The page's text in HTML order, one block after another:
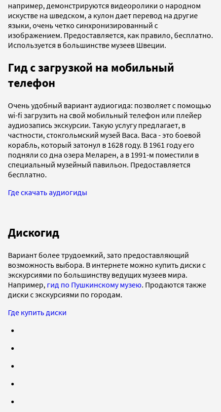
например, демонстрируются видеоролики о народном
искустве на шведском, а кулон дает перевод на другие
языки, очень четко синхронизированный с
изображением. Предоставляется, как правило, бесплатно.
Используется в большинстве музеев Швеции.
Гид с загрузкой на мобильный
телефон
Очень удобный вариант аудиогида: позволяет с помощью
wi-fi загрузить на свой мобильный телефон или плейер
аудиозапись экскурсии. Такую услугу предлагает, в
частности, стокгольмский музей Васа. Васа - это боевой
корабль, который затонул в 1628 году. В 1961 году его
подняли со дна озера Меларен, а в 1991-м поместили в
специальный музейный павильон. Предоставляется
бесплатно.
Где скачать аудиогиды
Дискогид
Вариант более трудоемкий, зато предоставляющий
возможность выбора. В интернете можно купить диски с
экскурсиями по большинству ведущих музеев мира.
Например, гид по Пушкинскому музею. Продаются также
диски с экскурсиями по городам.
Где купить диски